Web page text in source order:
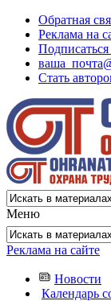
Обратная
Реклама на
Стать
Меню
Реклама на сайте
Новости
Календарь